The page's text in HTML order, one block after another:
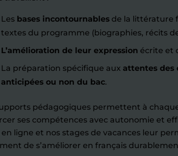
Les bases incontournables de la littérature
textes du programme (biographies, récits
L’amélioration de leur expression écrite et
La préparation spécifique aux attentes des
anticipées ou non du bac.
pédagogiques permettent à
ses compétences avec autonomie et
en ligne et nos stages de vacances leur
de s’améliorer en français